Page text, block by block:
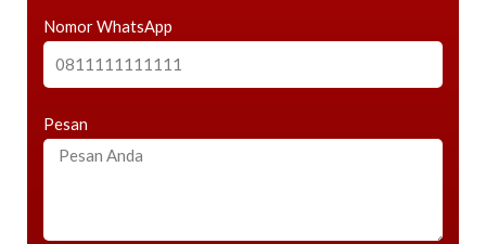
Nomor WhatsApp
Pesan